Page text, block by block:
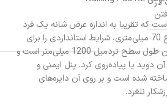
610 میلی‌متر است که تقریبا به اندازه عرض شانه یک فرد
معمولی بوده و به لطف ارتفاع 70 میلی‌متری، شرایط استانداردی را برای
ورزشکار فراهم می‌کند. همچنین طول سطح تردمیل 1200 میلی‌متر است و
دوید یا پیاده‌روی کرد. پنل ایمنی و
شده است و بر روی آن دایره‌های
نلغزد.